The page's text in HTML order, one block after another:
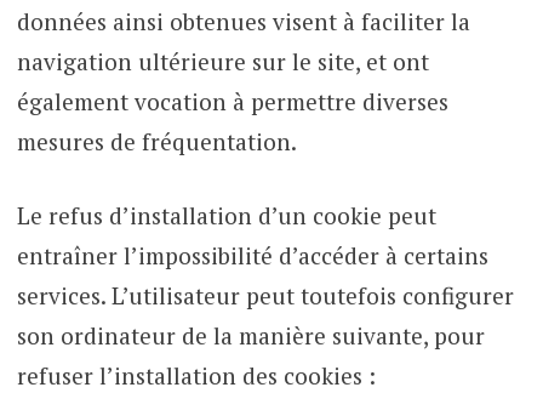
données ainsi obtenues visent à faciliter la
navigation ultérieure sur le site, et ont
également vocation à permettre diverses
mesures de fréquentation.
Le refus d’installation d’un cookie peut
entraîner l’impossibilité d’accéder à certains
services. L’utilisateur peut toutefois configurer
son ordinateur de la manière suivante, pour
refuser l’installation des cookies :